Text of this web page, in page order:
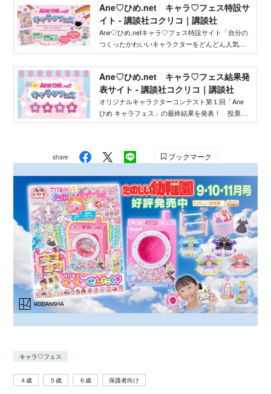
Ane♡ひめ.net キャラ♡フェス特設サ
イト - 講談社コクリコ｜講談社
Ane♡ひめ.netキャラ♡フェス特設サイト「自分の
つくったかわいいキャラクターをどんどん人気者
作りたいクリエイターを応援するイベントです！
Ane♡ひめ.net キャラ♡フェス結果発
表サイト - 講談社コクリコ｜講談社
オリジナルキャラクターコンテスト第１回「Ane
ひめ キャラフェス」の最終結果を発表！ 投票結
share ブックマーク
キャラ♡フェス
４歳 ５歳 ６歳 保護者向け